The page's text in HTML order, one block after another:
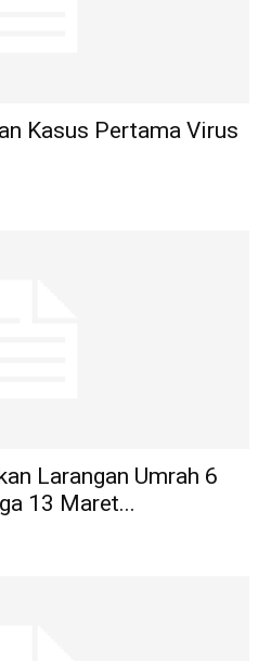
Kasus Pertama Virus
Larangan Umrah 6
13 Maret...